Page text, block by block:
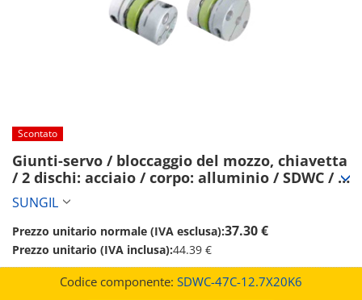
Scontato
Giunti-servo / bloccaggio del mozzo, chiavetta
/ 2 dischi: acciaio / corpo: alluminio / SDWC /
SUNGIL (SDWC-47C-12.7X20K6)
SUNGIL
Prezzo unitario normale (IVA esclusa):37.30 €
Prezzo unitario (IVA inclusa):44.39 €
Codice componente: SDWC-47C-12.7X20K6